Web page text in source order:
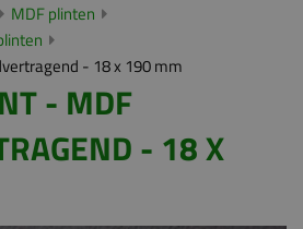
MDF plinten
- 18 x 190 mm
- MDF
- 18 X